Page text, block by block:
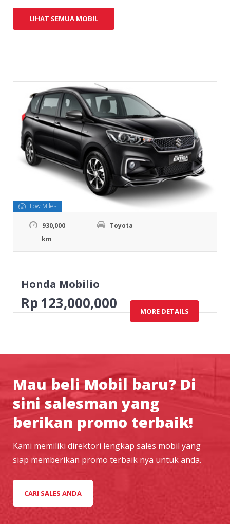
LIHAT SEMUA MOBIL
Low Miles
930,000
km
Toyota
Honda Mobilio
Rp 123,000,000 MORE DETAILS
Mau beli Mobil baru? Di
sini salesman yang
berikan promo terbaik!
Kami memiliki direktori lengkap sales mobil yang
siap memberikan promo terbaik nya untuk anda.
CARI SALES ANDA